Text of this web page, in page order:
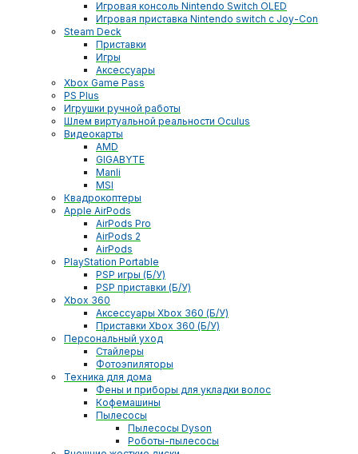
Игровая консоль Nintendo Switch OLED
Игровая приставка Nintendo switch с Joy-Con
Steam Deck
Приставки
Игры
Аксессуары
Xbox Game Pass
PS Plus
Игрушки ручной работы
Шлем виртуальной реальности Oculus
Видеокарты
AMD
GIGABYTE
Manli
MSI
Квадрокоптеры
Apple AirPods
AirPods Pro
AirPods 2
AirPods
PlayStation Portable
PSP игры (Б/У)
PSP приставки (Б/У)
Xbox 360
Аксессуары Xbox 360 (Б/У)
Приставки Xbox 360 (Б/У)
Персональный уход
Стайлеры
Фотоэпиляторы
Техника для дома
Фены и приборы для укладки волос
Кофемашины
Пылесосы
Пылесосы Dyson
Роботы-пылесосы